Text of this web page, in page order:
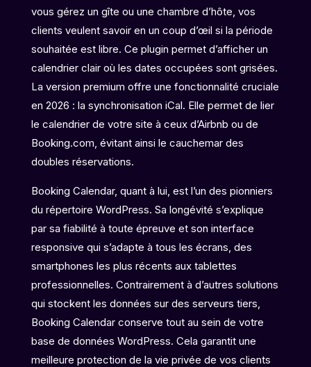
vous gérez un gîte ou une chambre d’hôte, vos
clients veulent savoir en un coup d’œil si la période
souhaitée est libre. Ce plugin permet d’afficher un
calendrier clair où les dates occupées sont grisées.
La version premium offre une fonctionnalité cruciale
en 2026 : la synchronisation iCal. Elle permet de lier
le calendrier de votre site à ceux d’Airbnb ou de
Booking.com, évitant ainsi le cauchemar des
doubles réservations.
Booking Calendar, quant à lui, est l’un des pionniers
du répertoire WordPress. Sa longévité s’explique
par sa fiabilité à toute épreuve et son interface
responsive qui s’adapte à tous les écrans, des
smartphones les plus récents aux tablettes
professionnelles. Contrairement à d’autres solutions
qui stockent les données sur des serveurs tiers,
Booking Calendar conserve tout au sein de votre
base de données WordPress. Cela garantit une
meilleure protection de la vie privée de vos clients